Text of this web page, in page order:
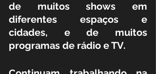
de muitos shows em
diferentes espaços e
cidades, e de muitos
programas de rádio e TV.